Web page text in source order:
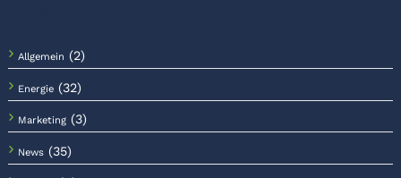
Allgemein (2)
Energie (32)
Marketing (3)
News (35)